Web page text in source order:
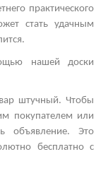
практического
стать удачным
нашей доски
штучный. Чтобы
покупателем или
объявление. Это
бесплатно с